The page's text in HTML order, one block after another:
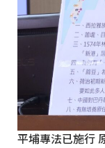
平埔專法已施行